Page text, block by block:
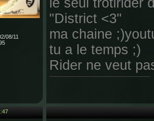
08/11
le seul trotirider
"District <3"
ma chaine
tu a le temps ;)
Rider ne veut